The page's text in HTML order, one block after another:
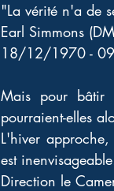
"La vérité n'a de
Earl Simmons
18/12/1970 -
Mais pour bâtir
pourraient-elles
L'hiver
est
Direction le